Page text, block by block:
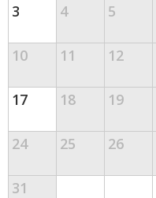
3 4 5
10 11 12
17 18 19
24 25 26
31